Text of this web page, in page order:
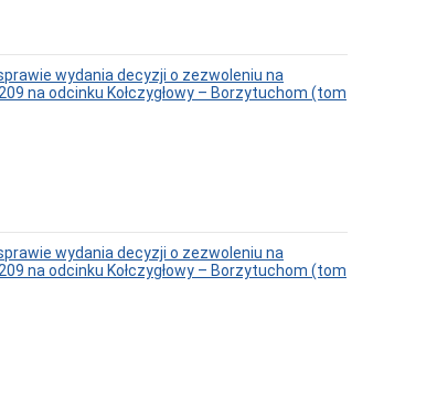
wydania decyzji o zezwoleniu na
na odcinku Kołczygłowy – Borzytuchom (tom
wydania decyzji o zezwoleniu na
na odcinku Kołczygłowy – Borzytuchom (tom